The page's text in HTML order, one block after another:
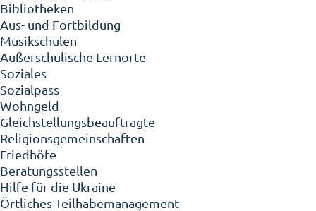
Bibliotheken
Aus- und Fortbildung
Musikschulen
Außerschulische Lernorte
Soziales
Sozialpass
Wohngeld
Gleichstellungsbeauftragte
Religionsgemeinschaften
Friedhöfe
Beratungsstellen
Hilfe für die Ukraine
Örtliches Teilhabemanagement